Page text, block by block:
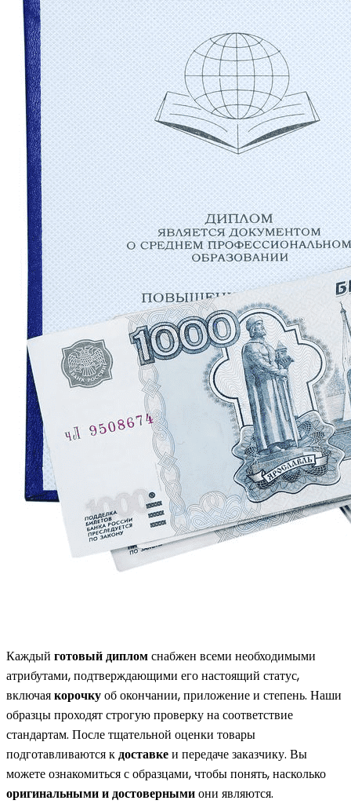
Каждый готовый дипломснабжен всеми необходимыми
атрибутами, подтверждающими его настоящий статус,
включаякорочкуоб окончании, приложение и степень. Наши
образцы проходят строгую проверку на соответствие
стандартам. После тщательной оценки товары
подготавливаются кдоставкеи передаче заказчику. Вы
можете ознакомиться с образцами, чтобы понять, насколько
оригинальными и достовернымиони являются.